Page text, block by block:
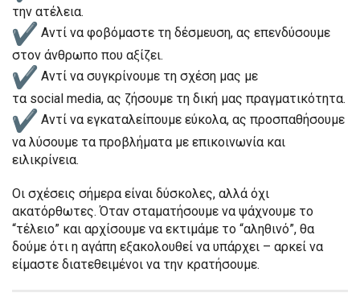
την ατέλεια.
Αντί να φοβόμαστε τη δέσμευση, ας επενδύσουμε
στον άνθρωπο που αξίζει.
Αντί να συγκρίνουμε τη σχέση μας με
τα social media, ας ζήσουμε τη δική μας πραγματικότητα.
Αντί να εγκαταλείπουμε εύκολα, ας προσπαθήσουμε
να λύσουμε τα προβλήματα με επικοινωνία και
ειλικρίνεια.
Οι σχέσεις σήμερα είναι δύσκολες, αλλά όχι
ακατόρθωτες. Όταν σταματήσουμε να ψάχνουμε το
“τέλειο” και αρχίσουμε να εκτιμάμε το “αληθινό”, θα
δούμε ότι η αγάπη εξακολουθεί να υπάρχει – αρκεί να
είμαστε διατεθειμένοι να την κρατήσουμε.